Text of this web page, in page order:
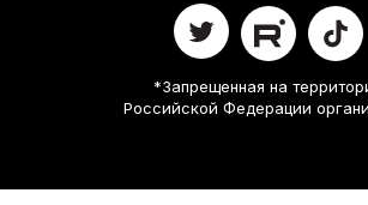
*Запрещенная на
Российской Федерации